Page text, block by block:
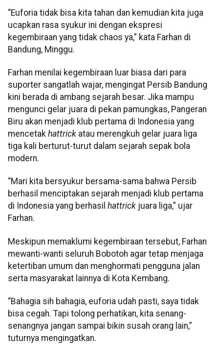
“Euforia tidak bisa kita tahan dan kemudian kita juga
ucapkan rasa syukur ini dengan ekspresi
kegembiraan yang tidak chaos ya,” kata Farhan di
Bandung, Minggu.
Farhan menilai kegembiraan luar biasa dari para
suporter sangatlah wajar, mengingat Persib Bandung
kini berada di ambang sejarah besar. Jika mampu
mengunci gelar juara di pekan pamungkas, Pangeran
Biru akan menjadi klub pertama di Indonesia yang
mencetak hattrick atau merengkuh gelar juara liga
tiga kali berturut-turut dalam sejarah sepak bola
modern.
“Mari kita bersyukur bersama-sama bahwa Persib
berhasil menciptakan sejarah menjadi klub pertama
di Indonesia yang berhasil hattrick juara liga,” ujar
Farhan.
Meskipun memaklumi kegembiraan tersebut, Farhan
mewanti-wanti seluruh Bobotoh agar tetap menjaga
ketertiban umum dan menghormati pengguna jalan
serta masyarakat lainnya di Kota Kembang.
“Bahagia sih bahagia, euforia udah pasti, saya tidak
bisa cegah. Tapi tolong perhatikan, kita senang-
senangnya jangan sampai bikin susah orang lain,”
tuturnya mengingatkan.